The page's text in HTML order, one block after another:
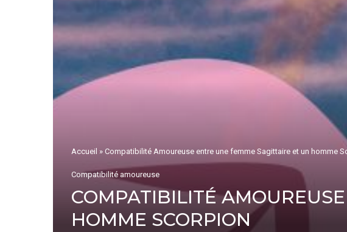
Accueil » Compatibilité Amoureuse entre une femme Sagittaire et un homme
Compatibilité amoureuse
COMPATIBILITÉ
HOMME SCORPION